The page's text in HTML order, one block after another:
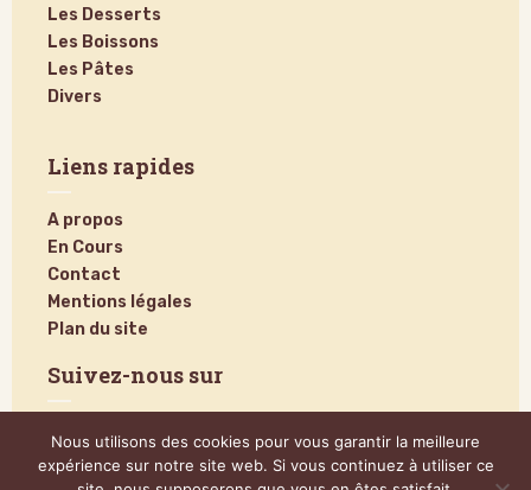
Les Desserts
Les Boissons
Les Pâtes
Divers
Liens rapides
A propos
En Cours
Contact
Mentions légales
Plan du site
Suivez-nous sur
Nous utilisons des cookies pour vous garantir la meilleure
expérience sur notre site web. Si vous continuez à utiliser ce